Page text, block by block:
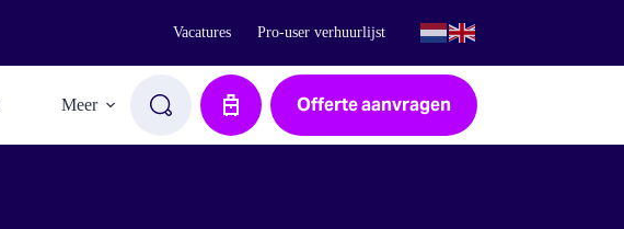
Vacatures Pro-user verhuurlijst
Meer Aanvraag Offerte aanvragen